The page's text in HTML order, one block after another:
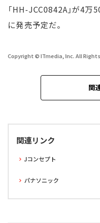
「HH-JCC0842A」が4
に発売予定だ。
Copyright © ITmedia, Inc. All
関
関連リンク
Jコンセプト
パナソニック